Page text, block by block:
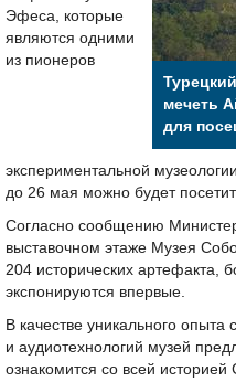
мечеть
для
Эфеса, которые
являются одними
из пионеров
экспериментальной
до 26 мая можно будет
Согласно сообщению
выставочном этаже Музея
204 исторических артефакта,
экспонируются впервые.
В качестве уникального
и аудиотехнологий музей
ознакомится со всей